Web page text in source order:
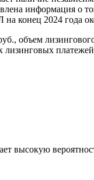
информация
конец 2024 года
высокую